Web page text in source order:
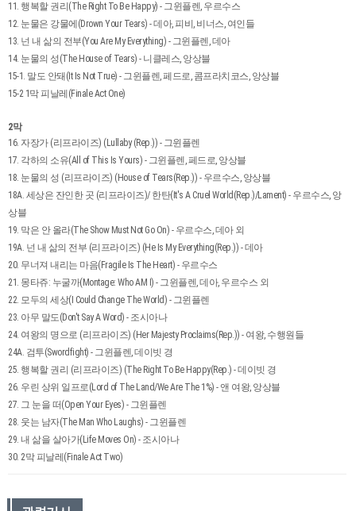
11. 행복할 권리(The Right To Be Happy) - 그윈플렌, 우르수스
12. 눈물은 강물에(Drown Your Tears) - 데아, 피비, 비너스, 여인들
13. 넌 내 삶의 전부(You Are My Everything) - 그윈플렌, 데아
14. 눈물의 성(The House of Tears) - 니클레스, 앙상블
15-1. 말도 안돼(It Is Not True) - 그윈플렌, 페드로, 콤프라치코스, 앙상블
15-2 1막 피날레(Finale Act One)
2막
16. 자장가 (리프라이즈) (Lullaby (Rep.)) - 그윈플렌
17. 각하의 소유(All of This Is Yours) - 그윈플렌, 페드로, 앙상블
18. 눈물의 성 (리프라이즈) (House of Tears(Rep.)) - 우르수스, 앙상블
18A. 세상은 잔인한 곳 (리프라이즈)/ 한탄(It's A Cruel World(Rep.)/Lament) - 우르수스, 앙
상블
19. 막은 안 올라(The Show Must Not Go On) - 우르수스, 데아 외
19A. 넌 내 삶의 전부 (리프라이즈) (He Is My Everything(Rep.)) - 데아
20. 무너져 내리는 마음(Fragile Is The Heart) - 우르수스
21. 몽타쥬: 누굴까(Montage: Who AM I) - 그윈플렌, 데아, 우르수스 외
22. 모두의 세상(I Could Change The World) - 그윈플렌
23. 아무 말도(Don't Say A Word) - 조시아나
24. 여왕의 명으로 (리프라이즈) (Her Majesty Proclaims(Rep.)) - 여왕, 수행원들
24A. 검투(Swordfight) - 그윈플렌, 데이빗 경
25. 행복할 권리 (리프라이즈) (The Right To Be Happy(Rep.) - 데이빗 경
26. 우린 상위 일프로(Lord of The Land/We Are The 1%) - 앤 여왕, 앙상블
27. 그 눈을 떠(Open Your Eyes) - 그윈플렌
28. 웃는 남자(The Man Who Laughs) - 그윈플렌
29. 내 삶을 살아가(Life Moves On) - 조시아나
30. 2막 피날레(Finale Act Two)